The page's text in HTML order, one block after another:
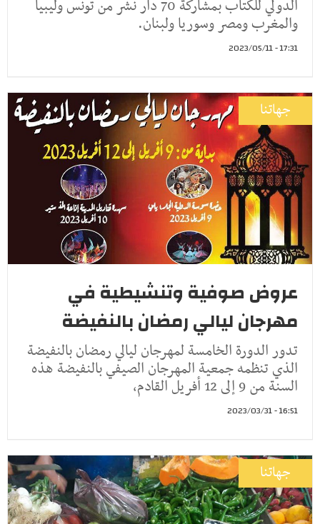
الدولي للكتاب بمشاركة 70 دار نشر من تونس وليبيا
والمغرب ومصر وسوريا ولبنان.
17:31 - 2023/05/11
جهاتنا
عروض صوفية وتنشيطية في
مهرجان ليالي رمضان بالنفيضة
تدور الدورة الخامسة لمهرجان ليالي رمضان بالنفيضة
الذي تنظمه جمعية المهرجان الصيفي بالنفيضة هذه
السنة من 9 إلى 12 أفريل القادم،
16:51 - 2023/03/31
جهاتنا